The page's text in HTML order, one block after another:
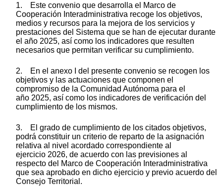
1. Este convenio que desarrolla el Marco de
Cooperación Interadministrativa recoge los objetivos,
medios y recursos para la mejora de los servicios y
prestaciones del Sistema que se han de ejecutar durante
el año 2025, así como los indicadores que resulten
necesarios que permitan verificar su cumplimiento.
2. En el anexo I del presente convenio se recogen los
objetivos y las actuaciones que componen el
compromiso de la Comunidad Autónoma para el
año 2025, así como los indicadores de verificación del
cumplimiento de los mismos.
3. El grado de cumplimiento de los citados objetivos,
podrá constituir un criterio de reparto de la asignación
relativa al nivel acordado correspondiente al
ejercicio 2026, de acuerdo con las previsiones al
respecto del Marco de Cooperación Interadministrativa
que sea aprobado en dicho ejercicio y previo acuerdo del
Consejo Territorial.